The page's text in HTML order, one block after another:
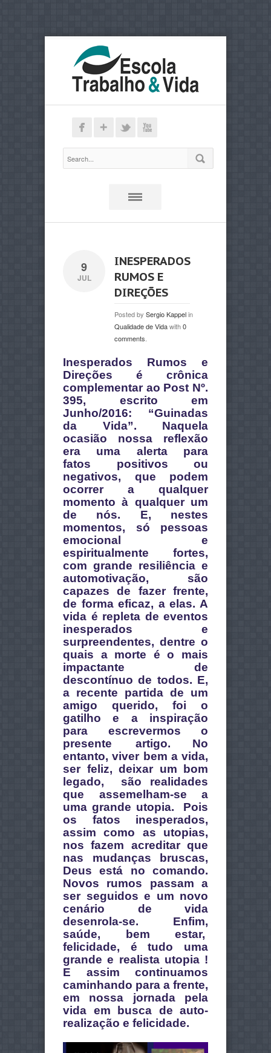
9
JUL
INESPERADOS
RUMOS E
DIREÇÕES
Posted by Sergio Kappelin
Qualidade de Vidawith0
comments
Inesperados Rumos e
Direções é crônica
complementar ao Post Nº.
395, escrito em
Junho/2016: “Guinadas
da Vida”. Naquela
ocasião nossa reflexão
era uma alerta para
fatos positivos ou
negativos, que podem
ocorrer a qualquer
momento à qualquer um
de nós. E, nestes
momentos, só pessoas
emocional e
espiritualmente fortes,
com grande resiliência e
automotivação, são
capazes de fazer frente,
de forma eficaz, a elas. A
vida é repleta de eventos
inesperados e
surpreendentes, dentre o
quais a morte é o mais
impactante de
descontínuo de todos. E,
a recente partida de um
amigo querido, foi o
gatilho e a inspiração
para escrevermos o
presente artigo.
No
entanto, viver bem a vida,
ser feliz, deixar um bom
legado, são realidades
que assemelham-se a
uma grande utopia. Pois
os fatos inesperados,
assim como as utopias,
nos fazem acreditar que
nas mudanças bruscas,
Deus está no comando.
Novos rumos passam a
ser seguidos e um novo
cenário de vida
desenrola-se. Enfim,
saúde, bem estar,
felicidade, é tudo uma
grande e realista utopia !
E assim continuamos
caminhando para a frente,
em nossa jornada pela
vida em busca de auto-
realização e felicidade.